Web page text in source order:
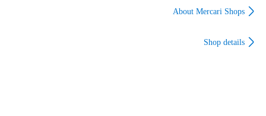
ーラー 18インチ ハン
About Mercari Shops
Shop details